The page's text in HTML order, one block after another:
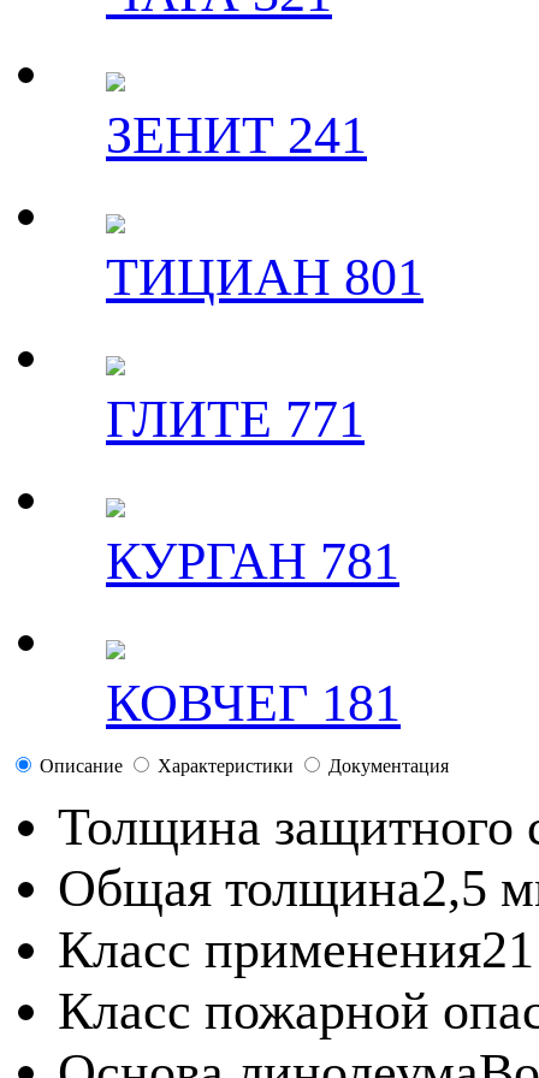
ЗЕНИТ 241
ТИЦИАН 801
ГЛИТЕ 771
КУРГАН 781
КОВЧЕГ 181
Описание Характеристики Документация
Толщина защитного
Общая толщина2,5
Класс применения21
Класс пожарной